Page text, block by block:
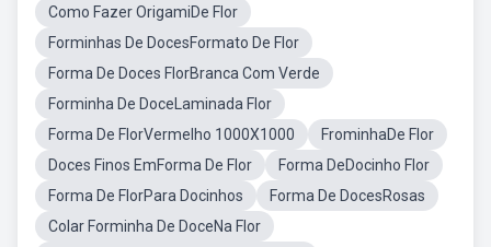
Como Fazer OrigamiDe Flor
Forminhas De DocesFormato De Flor
Forma De Doces FlorBranca Com Verde
Forminha De DoceLaminada Flor
Forma De FlorVermelho 1000X1000
FrominhaDe Flor
Doces Finos EmForma De Flor
Forma DeDocinho Flor
Forma De FlorPara Docinhos
Forma De DocesRosas
Colar Forminha De DoceNa Flor